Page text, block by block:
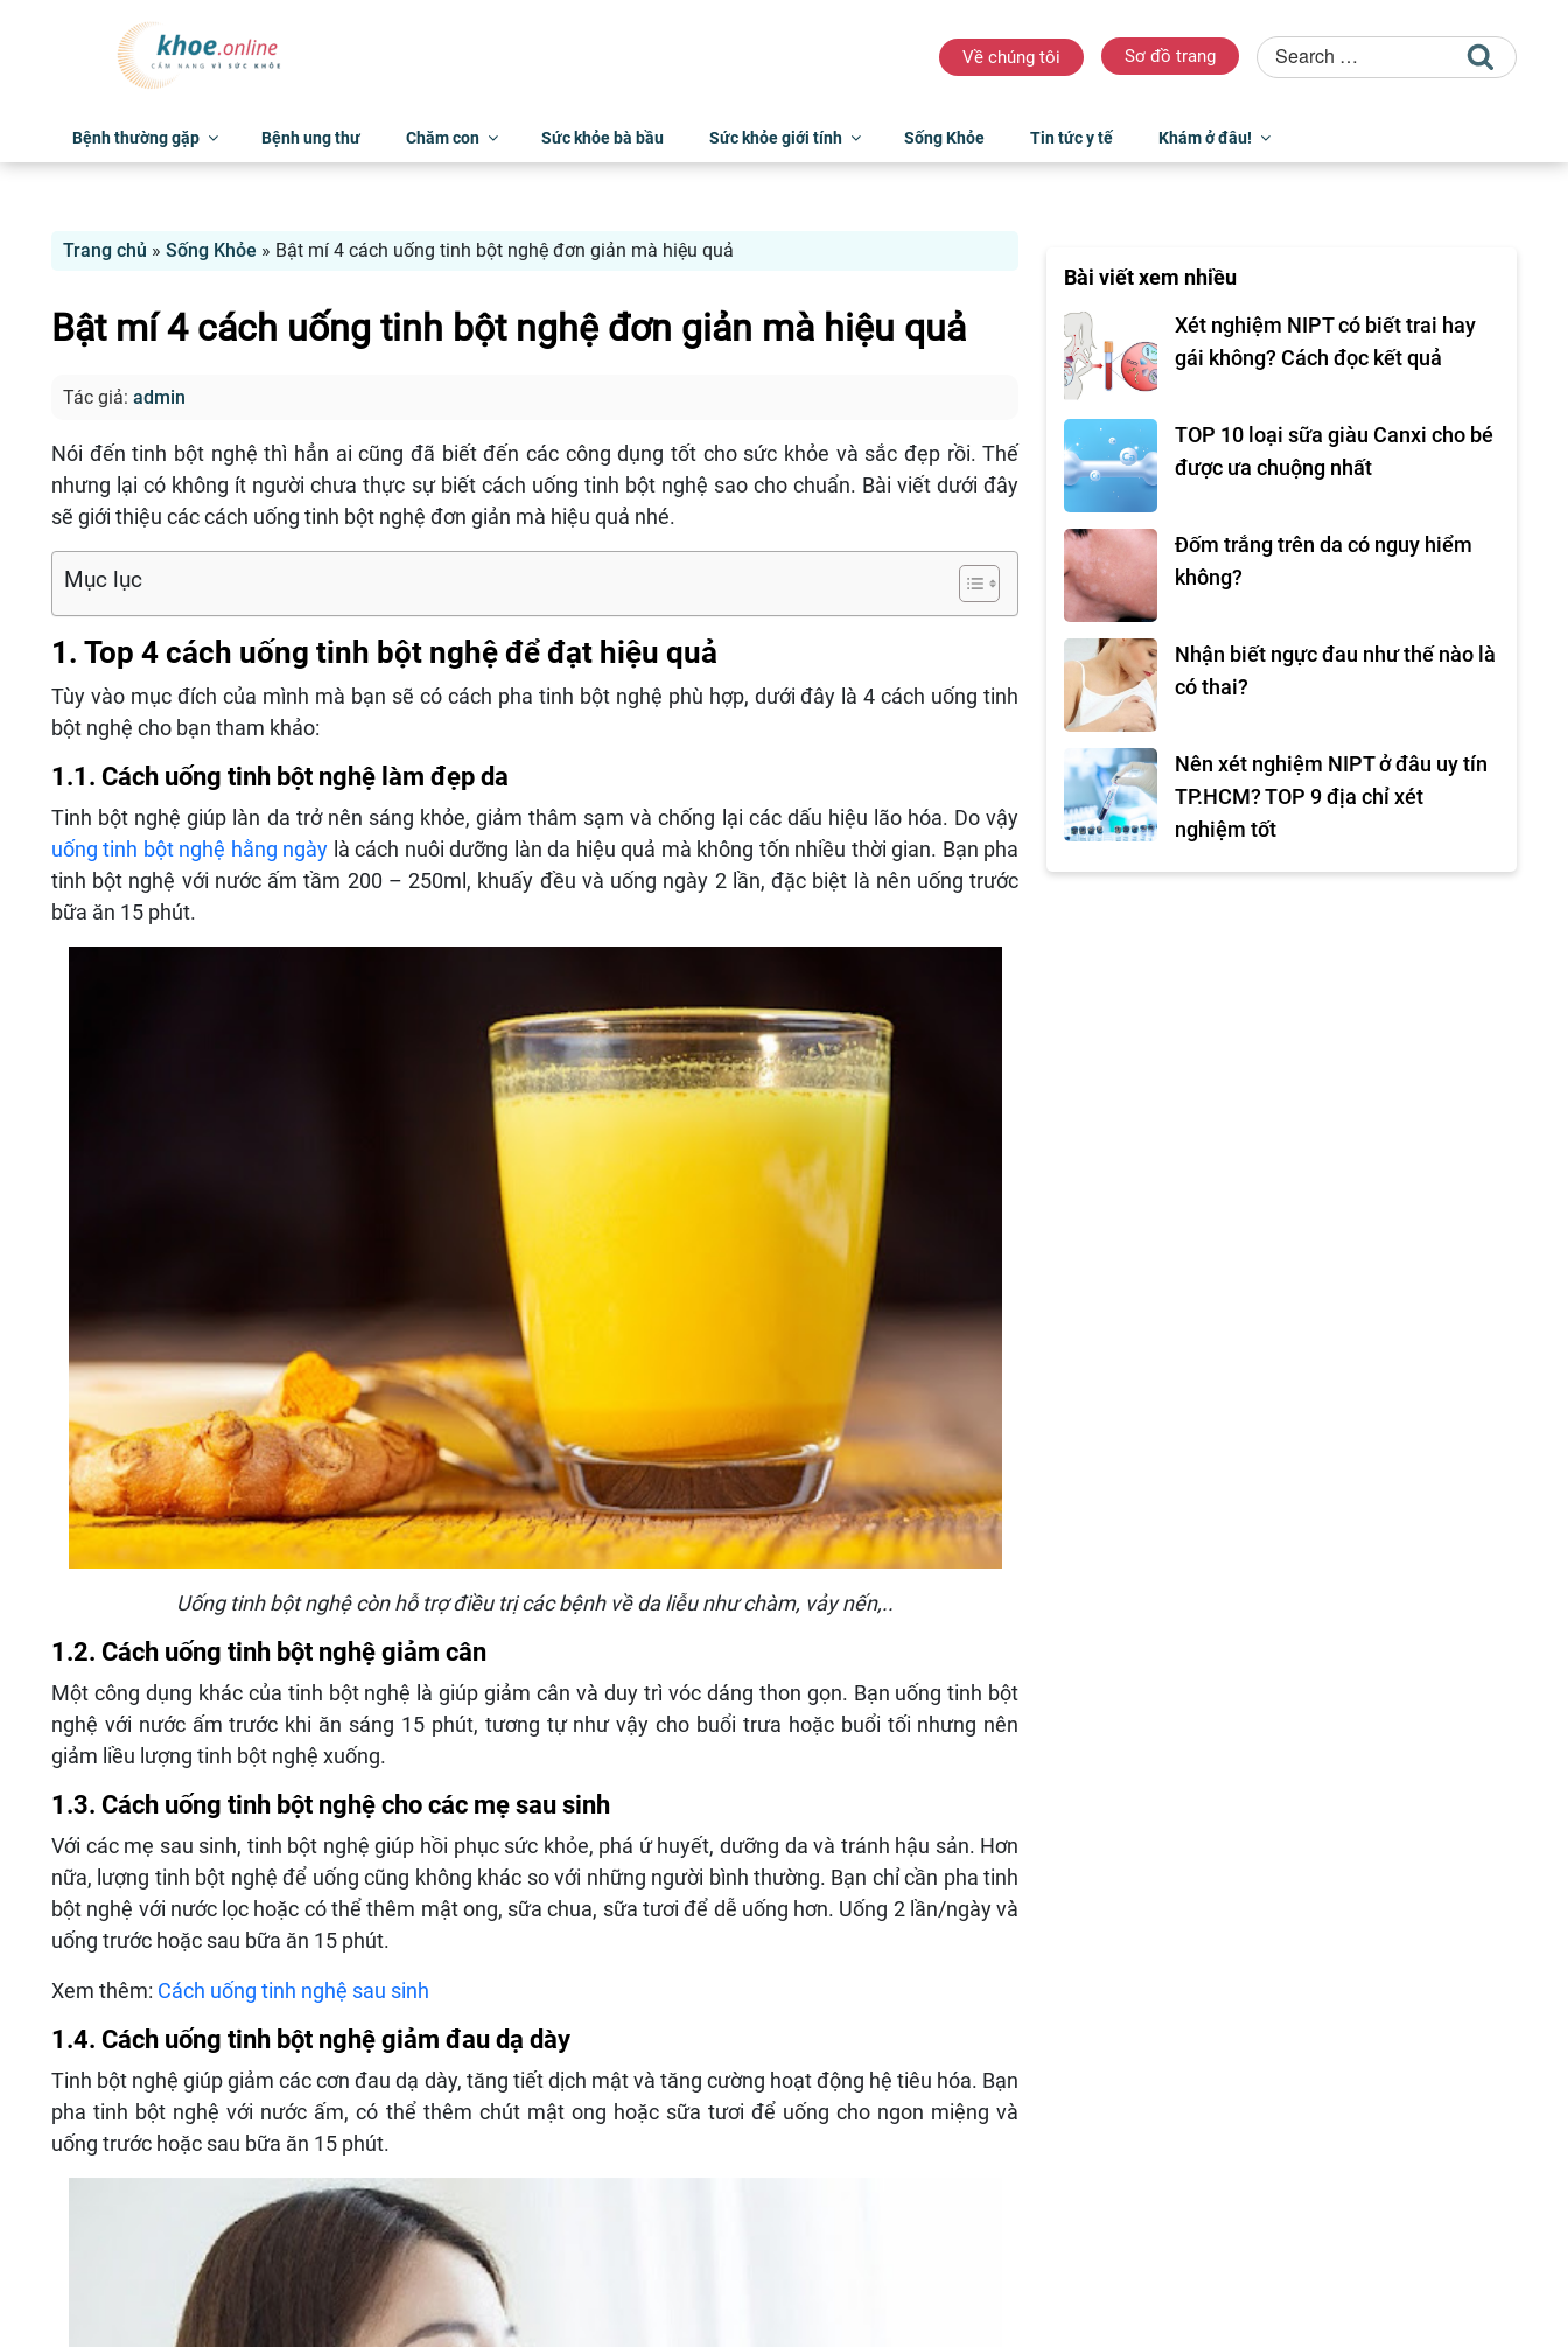
Về chúng tôi Sơ đồ trang
Bệnh thường gặp Bệnh ung thư Chăm con Sức khỏe bà bầu Sức khỏe giới tính Sống Khỏe Tin tức y tế Khám ở đâu!
Trang chủ » Sống Khỏe » Bật mí 4 cách uống tinh bột nghệ đơn giản mà hiệu quả
Bật mí 4 cách uống tinh bột nghệ đơn giản mà hiệu quả
Tác giả: admin
Nói đến tinh bột nghệ thì hẳn ai cũng đã biết đến các công dụng tốt cho sức khỏe và sắc đẹp rồi. Thế
nhưng lại có không ít người chưa thực sự biết cách uống tinh bột nghệ sao cho chuẩn. Bài viết dưới đây
sẽ giới thiệu các cách uống tinh bột nghệ đơn giản mà hiệu quả nhé.
Mục lục
1. Top 4 cách uống tinh bột nghệ để đạt hiệu quả
Tùy vào mục đích của mình mà bạn sẽ có cách pha tinh bột nghệ phù hợp, dưới đây là 4 cách uống tinh
bột nghệ cho bạn tham khảo:
1.1. Cách uống tinh bột nghệ làm đẹp da
Tinh bột nghệ giúp làn da trở nên sáng khỏe, giảm thâm sạm và chống lại các dấu hiệu lão hóa. Do vậy
uống tinh bột nghệ hằng ngày là cách nuôi dưỡng làn da hiệu quả mà không tốn nhiều thời gian. Bạn pha
tinh bột nghệ với nước ấm tầm 200 – 250ml, khuấy đều và uống ngày 2 lần, đặc biệt là nên uống trước
bữa ăn 15 phút.
Uống tinh bột nghệ còn hỗ trợ điều trị các bệnh về da liễu như chàm, vảy nến,..
1.2. Cách uống tinh bột nghệ giảm cân
Một công dụng khác của tinh bột nghệ là giúp giảm cân và duy trì vóc dáng thon gọn. Bạn uống tinh bột
nghệ với nước ấm trước khi ăn sáng 15 phút, tương tự như vậy cho buổi trưa hoặc buổi tối nhưng nên
giảm liều lượng tinh bột nghệ xuống.
1.3. Cách uống tinh bột nghệ cho các mẹ sau sinh
Với các mẹ sau sinh, tinh bột nghệ giúp hồi phục sức khỏe, phá ứ huyết, dưỡng da và tránh hậu sản. Hơn
nữa, lượng tinh bột nghệ để uống cũng không khác so với những người bình thường. Bạn chỉ cần pha tinh
bột nghệ với nước lọc hoặc có thể thêm mật ong, sữa chua, sữa tươi để dễ uống hơn. Uống 2 lần/ngày và
uống trước hoặc sau bữa ăn 15 phút.
Xem thêm: Cách uống tinh nghệ sau sinh
1.4. Cách uống tinh bột nghệ giảm đau dạ dày
Tinh bột nghệ giúp giảm các cơn đau dạ dày, tăng tiết dịch mật và tăng cường hoạt động hệ tiêu hóa. Bạn
pha tinh bột nghệ với nước ấm, có thể thêm chút mật ong hoặc sữa tươi để uống cho ngon miệng và
uống trước hoặc sau bữa ăn 15 phút.
Bài viết xem nhiều
Xét nghiệm NIPT có biết trai hay
gái không? Cách đọc kết quả
TOP 10 loại sữa giàu Canxi cho bé
được ưa chuộng nhất
Đốm trắng trên da có nguy hiểm
không?
Nhận biết ngực đau như thế nào là
có thai?
Nên xét nghiệm NIPT ở đâu uy tín
TP.HCM? TOP 9 địa chỉ xét
nghiệm tốt